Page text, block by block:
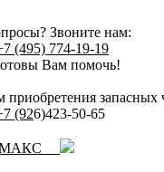
Звоните нам:
(495) 774-19-19
Вам помочь!
приобретения запасных
(926)423-50-65
МАКС